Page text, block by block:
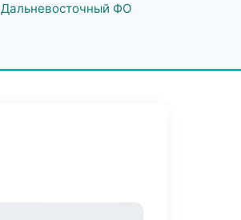
Дальневосточный ФО